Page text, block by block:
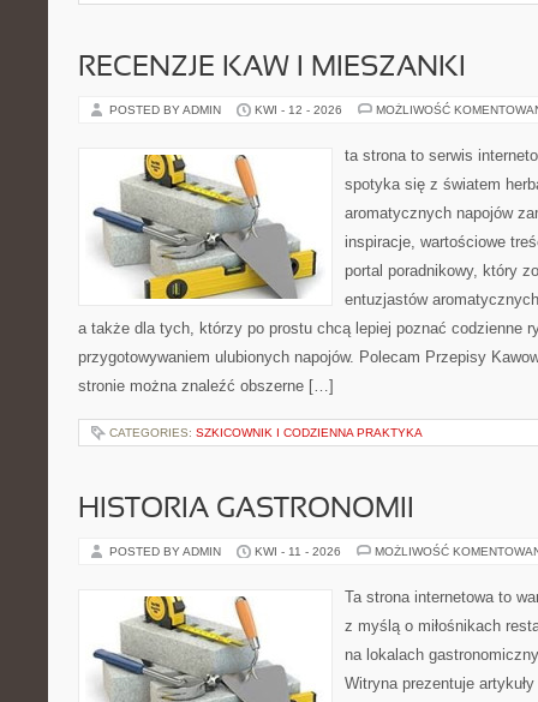
RECENZJE KAW I MIESZANKI
POSTED BY ADMIN KWI - 12 - 2026 MOŻLIWOŚĆ
ta strona to serwis
spotyka się z światem
aromatycznych napojów
inspiracje, wartościowe
portal poradnikowy, który
entuzjastów
a także dla tych, którzy po prostu chcą lepiej poznać codzienne
przygotowywaniem ulubionych napojów. Polecam Przepisy
stronie można znaleźć obszerne […]
CATEGORIES: SZKICOWNIK I CODZIENNA PRAKTYKA
HISTORIA GASTRONOMII
POSTED BY ADMIN KWI - 11 - 2026 MOŻLIWOŚĆ
Ta strona internetowa to
z myślą o miłośnikach
na lokalach
Witryna prezentuje